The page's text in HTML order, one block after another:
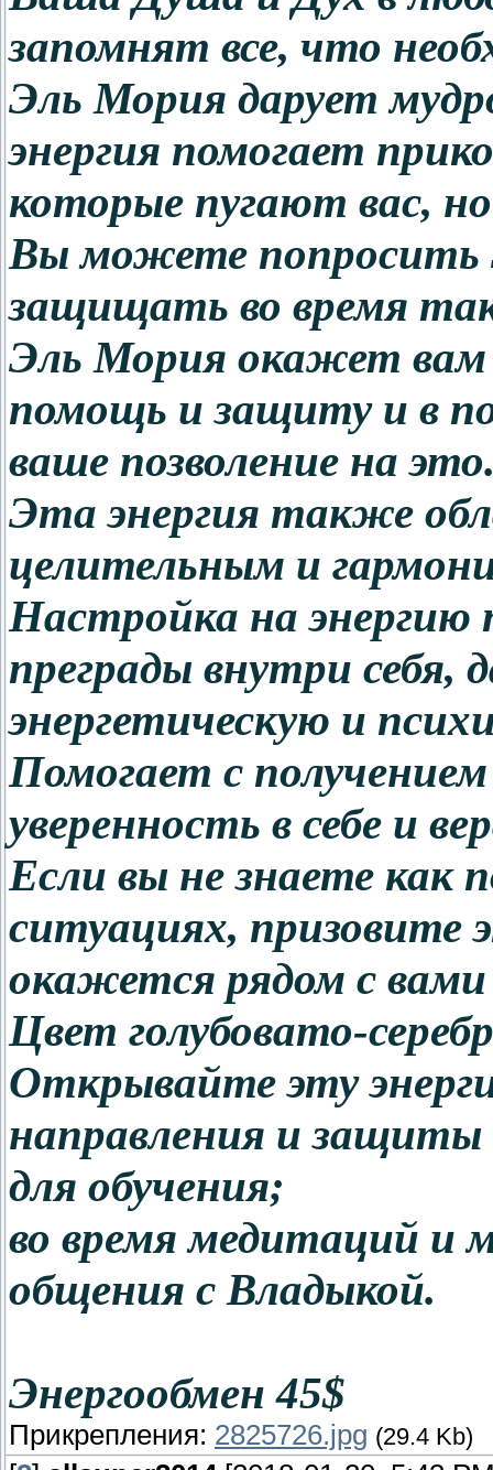
запомнят все, что
Эль Мория дарует
энергия помогает
которые пугают вас,
Вы можете попросить
защищать во время
Эль Мория окажет вам
помощь и защиту и в
ваше позволение на
Эта энергия также
целительным и
Настройка на
преграды внутри
энергетическую и
Помогает с
уверенность в себе и
Если вы не знаете как
ситуациях, призовите
окажется рядом с вами
Цвет голубовато-
Открывайте эту
направления и защиты
для обучения;
во время медитаций и
общения с Владыкой.
Энергообмен 45$
Прикрепления: 2825726.jpg (29.4 Kb)